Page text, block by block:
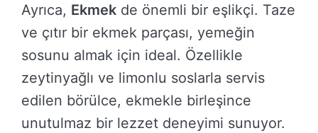
Ayrıca, Ekmek de önemli bir eşlikçi. Taze
ve çıtır bir ekmek parçası, yemeğin
sosunu almak için ideal. Özellikle
zeytinyağlı ve limonlu soslarla servis
edilen börülce, ekmekle birleşince
unutulmaz bir lezzet deneyimi sunuyor.